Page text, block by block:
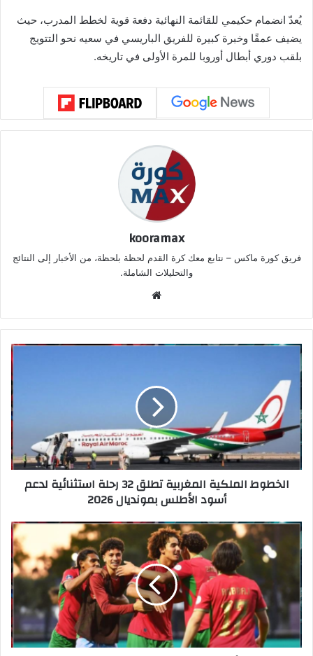
يُعدّ انضمام حكيمي للقائمة النهائية دفعة قوية لخطط المدرب، حيث
يضيف عمقًا وخبرة كبيرة للفريق الباريسي في سعيه نحو التتويج
بلقب دوري أبطال أوروبا للمرة الأولى في تاريخه.
kooramax
فريق كورة ماكس – نتابع معك كرة القدم لحظة بلحظة، من الأخبار إلى النتائج
والتحليلات الشاملة.
الوي
ب
الخطوط الملكية المغربية تطلق 32 رحلة استثنائية لدعم
أسود الأطلس بمونديال 2026